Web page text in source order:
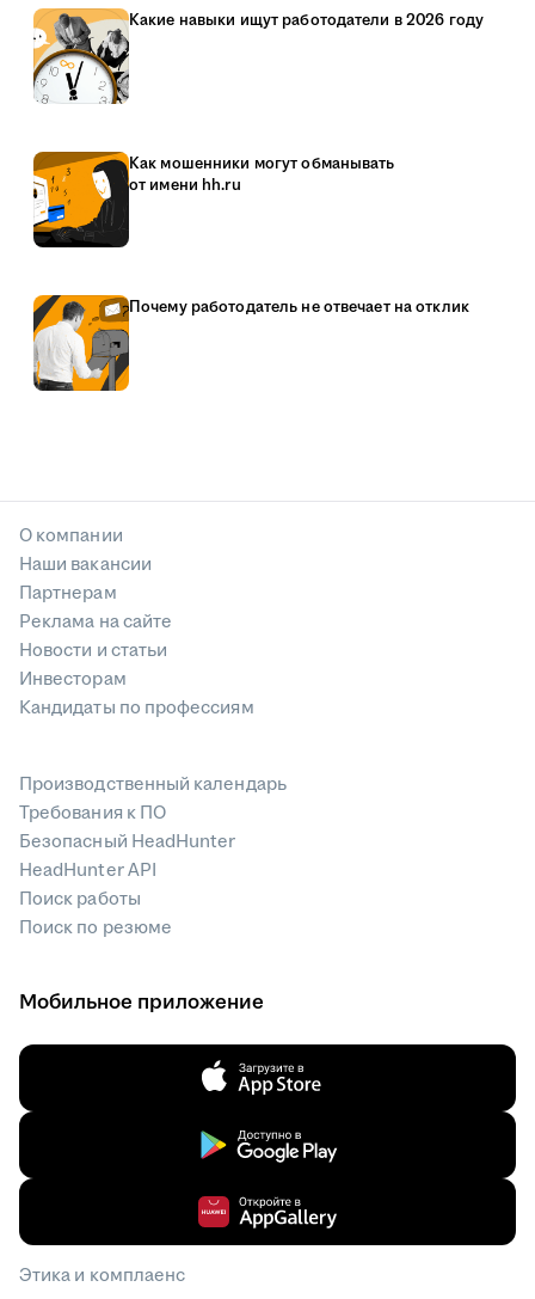
Какие навыки ищут работодатели в 2026 году
Как мошенники могут обманывать
от имени hh.ru
Почему работодатель не отвечает на отклик
О компании
Наши вакансии
Партнерам
Реклама на сайте
Новости и статьи
Инвесторам
Кандидаты по профессиям
Производственный календарь
Требования к ПО
Безопасный HeadHunter
HeadHunter API
Поиск работы
Поиск по резюме
Мобильное приложение
Этика и комплаенс